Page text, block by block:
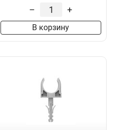
– +
В корзину